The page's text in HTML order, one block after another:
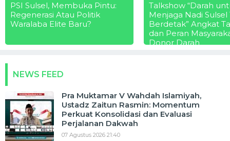
PSI Sulsel, Membuka Pintu:
Regenerasi Atau Politik
Waralaba Elite Baru?
Talkshow “Darah
Menjaga Nadi Sulsel
Berdetak” Angkat
dan Peran
Donor Darah
NEWS FEED
Pra Muktamar V Wahdah Islamiyah,
Ustadz Zaitun Rasmin: Momentum
Perkuat Konsolidasi dan Evaluasi
Perjalanan Dakwah
07 Agustus 2026 21:40